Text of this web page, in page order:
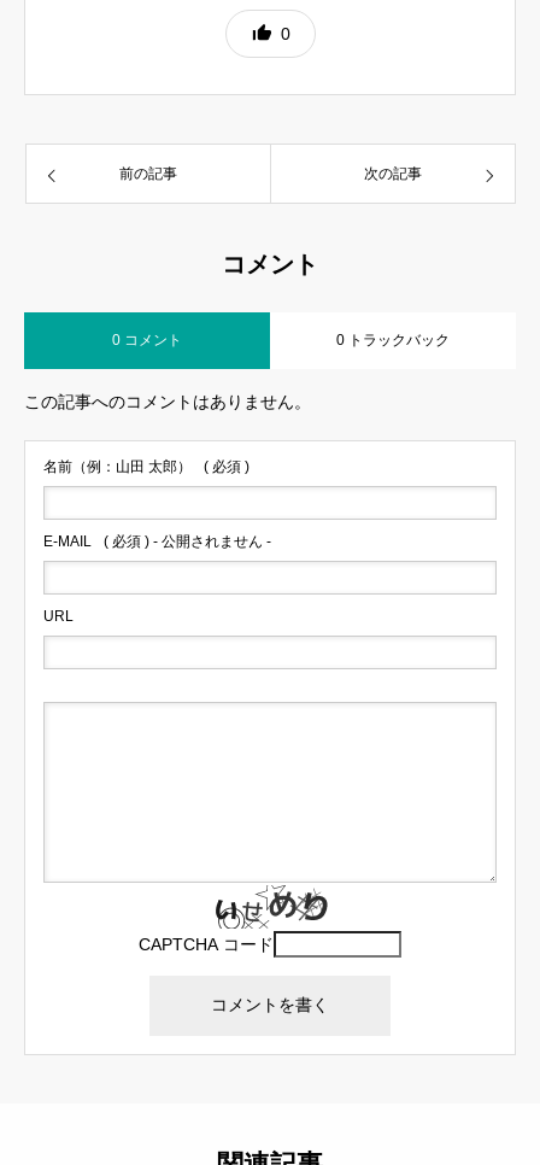
0
前の記事 次の記事
コメント
0 コメント 0 トラックバック
この記事へのコメントはありません。
名前（例：山田 太郎） ( 必須 )
E-MAIL ( 必須 ) - 公開されません -
URL
CAPTCHA コード